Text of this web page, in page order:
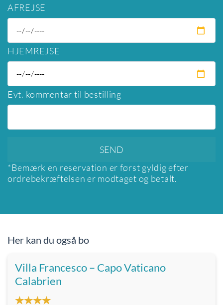
AFREJSE
HJEMREJSE
Evt. kommentar til bestilling
*Bemærk en reservation er først gyldig efter
ordrebekræftelsen er modtaget og betalt.
Her kan du også bo
Villa Francesco – Capo Vaticano
Calabrien